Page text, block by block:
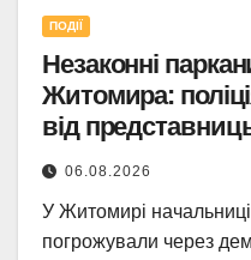
ПОДІЇ
Незаконні
Житомира:
від
06.08.2026
У Житомирі начальниці
погрожували через